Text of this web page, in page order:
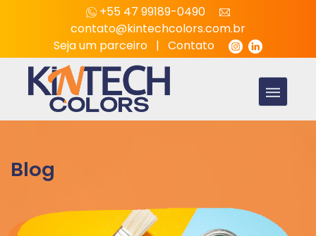
+55 47 99189-0490
contato@kintechcolors.com.br
Seja um parceiro | Contato
Blog